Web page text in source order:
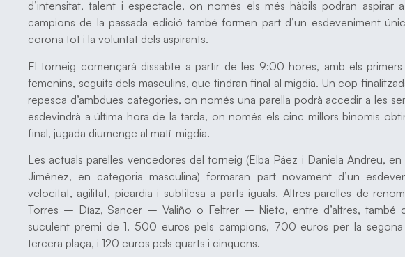
d’intensitat, talent i espectacle, on només els més hàbils podran aspirar
campions de la passada edició també formen part d’un esdeveniment
corona tot i la voluntat dels aspirants.
El torneig començarà dissabte a partir de les 9:00 hores, amb els
femenins, seguits dels masculins, que tindran final al migdia. Un cop
repesca d’ambdues categories, on només una parella podrà accedir a les
esdevindrà a última hora de la tarda, on només els cinc millors binomis
final, jugada diumenge al matí-migdia.
Les actuals parelles vencedores del torneig (Elba Páez i Daniela Andreu,
Jiménez, en categoria masculina) formaran part novament d’un
velocitat, agilitat, picardia i subtilesa a parts iguals. Altres parelles de
Torres – Díaz, Sancer – Valiño o Feltrer – Nieto, entre d’altres, també
suculent premi de 1. 500 euros pels campions, 700 euros per la
tercera plaça, i 120 euros pels quarts i cinquens.